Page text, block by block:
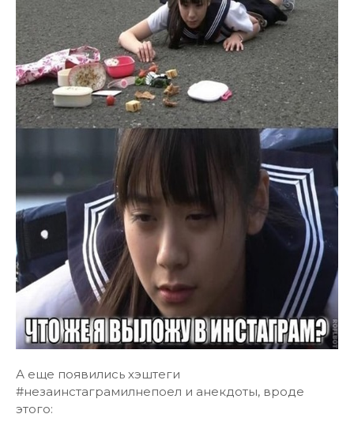
А еще появились хэштеги
#незаинстаграмилнепоел и анекдоты, вроде
этого: